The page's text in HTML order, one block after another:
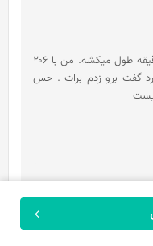
با سلام. معمولا گاز زدن به ماشین چند دقیقه طول میکشه. من با ۲۰۶
وصل کرد گفت برو زدم برات . حس